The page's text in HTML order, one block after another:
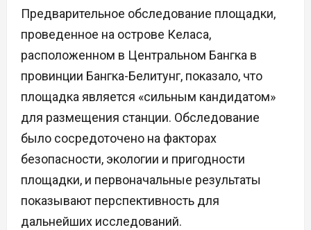
Предварительное обследование площадки,
проведенное на острове Келаса,
расположенном в Центральном Бангка в
провинции Бангка-Белитунг, показало, что
площадка является «сильным кандидатом»
для размещения станции. Обследование
было сосредоточено на факторах
безопасности, экологии и пригодности
площадки, и первоначальные результаты
показывают перспективность для
дальнейших исследований.